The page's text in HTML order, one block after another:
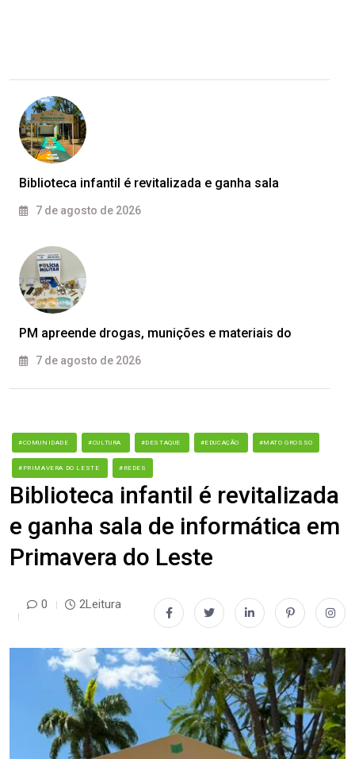
Biblioteca infantil é revitalizada e ganha sala
7 de agosto de 2026
PM apreende drogas, munições e materiais do
7 de agosto de 2026
#COMUNIDADE #CULTURA #DESTAQUE #EDUCAÇÃO #MATO GROSSO
#PRIMAVERA DO LESTE #REDES
Biblioteca infantil é revitalizada
e ganha sala de informática em
Primavera do Leste
0 2Leitura